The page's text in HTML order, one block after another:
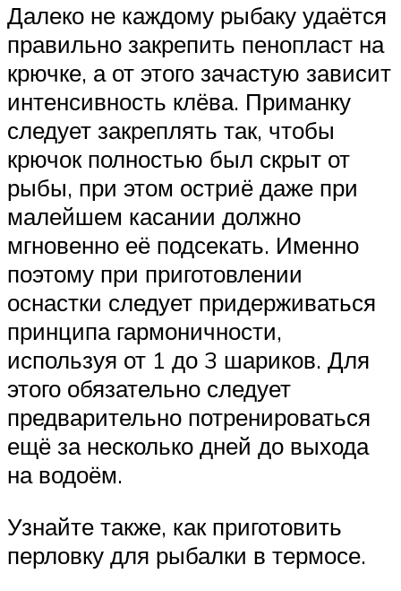
Далеко не каждому рыбаку удаётся
правильно закрепить пенопласт на
крючке, а от этого зачастую зависит
интенсивность клёва. Приманку
следует закреплять так, чтобы
крючок полностью был скрыт от
рыбы, при этом остриё даже при
малейшем касании должно
мгновенно её подсекать. Именно
поэтому при приготовлении
оснастки следует придерживаться
принципа гармоничности,
используя от 1 до 3 шариков. Для
этого обязательно следует
предварительно потренироваться
ещё за несколько дней до выхода
на водоём.
Узнайте также, как приготовить
перловку для рыбалки в термосе.